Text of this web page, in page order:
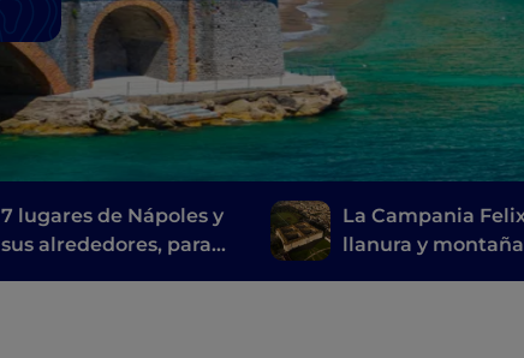
7 lugares de Nápoles y
sus alrededores, para
La Campania
llanura y montaña